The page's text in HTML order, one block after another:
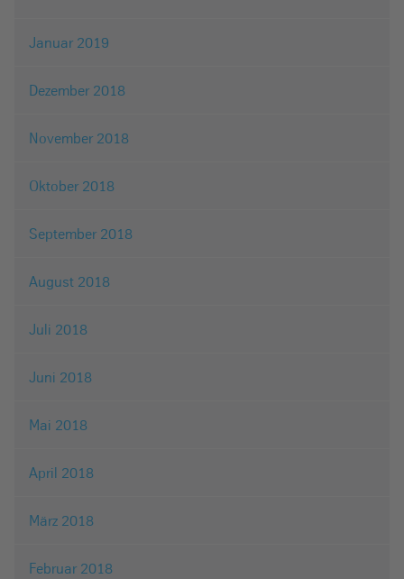
Januar 2019
Dezember 2018
November 2018
Oktober 2018
September 2018
August 2018
Juli 2018
Juni 2018
Mai 2018
April 2018
März 2018
Februar 2018